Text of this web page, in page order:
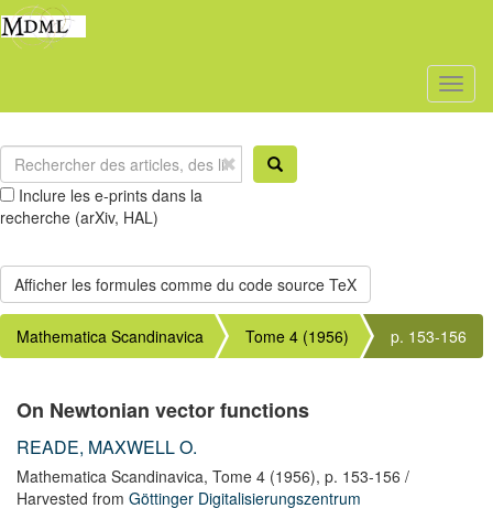
Inclure les e-prints dans la
recherche (arXiv, HAL)
Mathematica Scandinavica Tome 4 (1956) p. 153-156
On Newtonian vector functions
READE, MAXWELL O.
Mathematica Scandinavica, Tome 4 (1956), p. 153-156 /
Harvested from Göttinger Digitalisierungszentrum